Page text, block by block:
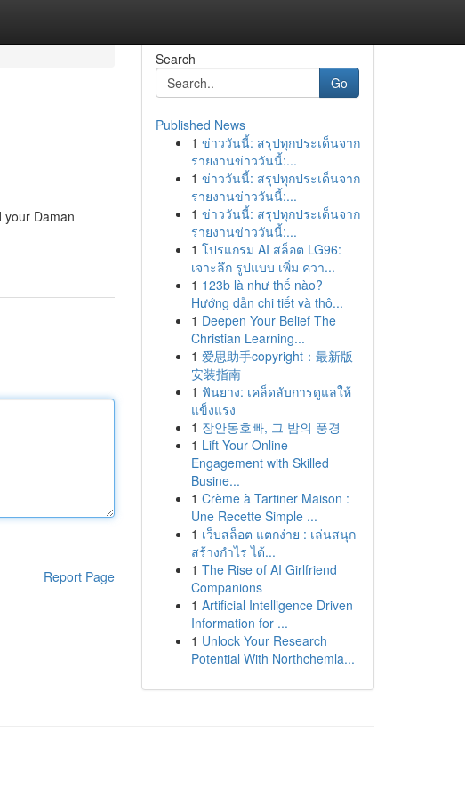
your Daman
Report Page
Search
Go
Published News
1 ข่าววันนี้: สรุปทุกประเด็นจาก
รายงานข่าววันนี้:...
1 ข่าววันนี้: สรุปทุกประเด็นจาก
รายงานข่าววันนี้:...
1 ข่าววันนี้: สรุปทุกประเด็นจาก
รายงานข่าววันนี้:...
1 โปรแกรม AI สล็อต LG96:
เจาะลึก รูปแบบ เพิ่ม ควา...
1 123b là như thế nào?
Hướng dẫn chi tiết và thô...
1 Deepen Your Belief The
Christian Learning...
1 爱思助手copyright：最新版
安装指南
1 ฟันยาง: เคล็ดลับการดูแลให้
แข็งแรง
1 장안동호빠, 그 밤의 풍경
1 Lift Your Online
Engagement with Skilled
Busine...
1 Crème à Tartiner Maison :
Une Recette Simple ...
1 เว็บสล็อต แตกง่าย : เล่นสนุก
สร้างกำไร ได้...
1 The Rise of AI Girlfriend
Companions
1 Artificial Intelligence Driven
Information for ...
1 Unlock Your Research
Potential With Northchemla...